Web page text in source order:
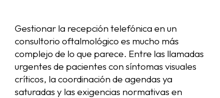
Gestionar la recepción telefónica en un
consultorio oftalmológico es mucho más
complejo de lo que parece. Entre las llamadas
urgentes de pacientes con síntomas visuales
críticos, la coordinación de agendas ya
saturadas y las exigencias normativas en